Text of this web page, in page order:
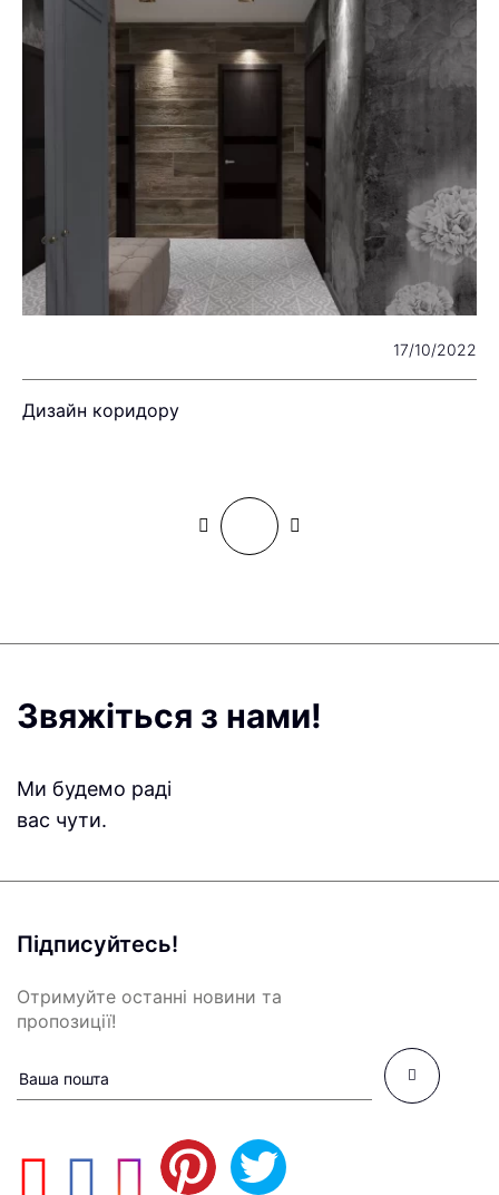
17/10/2022
Дизайн коридору
Звяжіться з нами!
Ми будемо раді
вас чути.
Підписуйтесь!
Отримуйте останні новини та
пропозиції!